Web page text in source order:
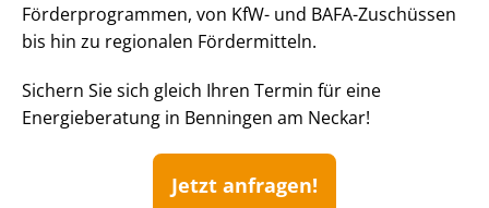
För­der­pro­gram­men, von KfW- und BAFA-Zuschüssen
bis hin zu regionalen Fördermitteln.
Sichern Sie sich gleich Ihren Termin für eine
Energieberatung in Benningen am Neckar!
Jetzt anfragen!